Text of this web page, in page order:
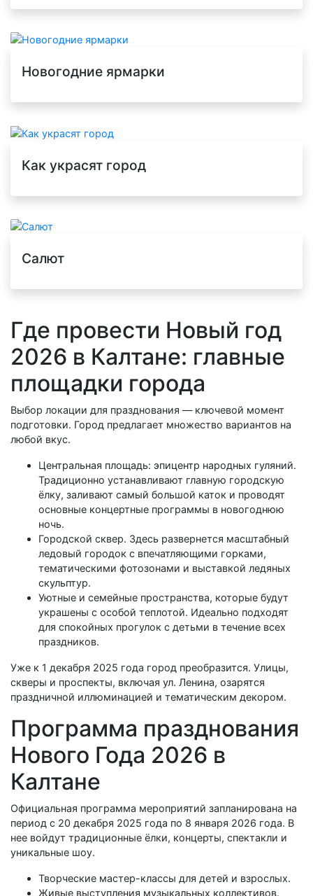
Новогодние ярмарки
Как украсят город
Салют
Где провести Новый год
2026 в Калтане: главные
площадки города
Выбор локации для празднования — ключевой момент
подготовки. Город предлагает множество вариантов на
любой вкус.
Центральная площадь: эпицентр народных гуляний.
Традиционно устанавливают главную городскую
ёлку, заливают самый большой каток и проводят
основные концертные программы в новогоднюю
ночь.
Городской сквер. Здесь развернется масштабный
ледовый городок с впечатляющими горками,
тематическими фотозонами и выставкой ледяных
скульптур.
Уютные и семейные пространства, которые будут
украшены с особой теплотой. Идеально подходят
для спокойных прогулок с детьми в течение всех
праздников.
Уже к 1 декабря 2025 года город преобразится. Улицы,
скверы и проспекты, включая ул. Ленина, озарятся
праздничной иллюминацией и тематическим декором.
Программа празднования
Нового Года 2026 в
Калтане
Официальная программа мероприятий запланирована на
период с 20 декабря 2025 года по 8 января 2026 года. В
нее войдут традиционные ёлки, концерты, спектакли и
уникальные шоу.
Творческие мастер-классы для детей и взрослых.
Живые выступления музыкальных коллективов.